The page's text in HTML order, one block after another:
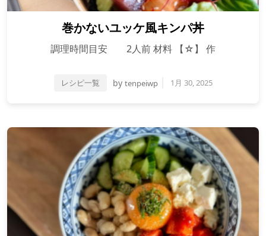
巻かないユッケ風キンパ丼
調理時間目安 2人前 材料 【☆】 作
レシピ一覧 by tenpeiwp 1月 30, 2025